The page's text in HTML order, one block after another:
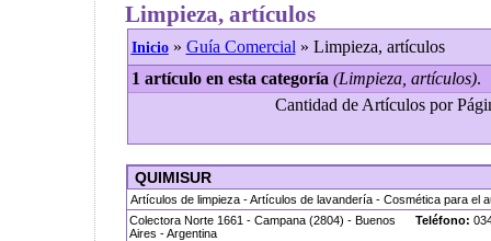
Limpieza, artículos
Inicio» Guía Comercial » Limpieza, artículos
1 artículo en esta categoría (Limpieza, artículos).
Cantidad de Artículos por
QUIMISUR
Artículos de limpieza - Artículos de lavandería - Cosmética para el
Colectora Norte 1661 - Campana (2804) - Buenos
Aires - Argentina
Teléfono: